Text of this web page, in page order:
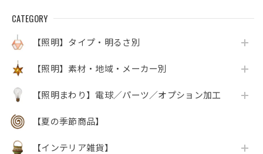
CATEGORY
【照明】タイプ・明るさ別
【照明】素材・地域・メーカー別
【照明まわり】電球／パーツ／オプション加工
【夏の季節商品】
【インテリア雑貨】